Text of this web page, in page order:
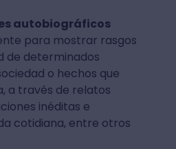
autobiográficos
para mostrar rasgos
de determinados
o hechos que
a través de relatos
inéditas e
cotidiana, entre otros